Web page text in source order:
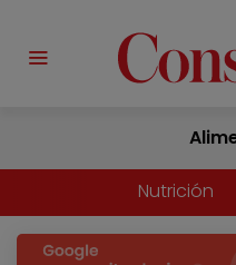
Nutrición